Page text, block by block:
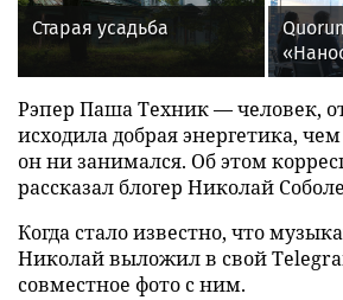
Старая усадьба
для
Рэпер Паша Техник — человек,
исходила добрая энергетика,
он ни занимался. Об этом
рассказал блогер Николай
Когда стало известно, что
Николай выложил в свой
совместное фото с ним.